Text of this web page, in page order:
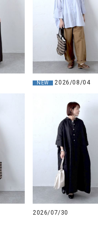
NEW 2026/08/04
2026/07/30